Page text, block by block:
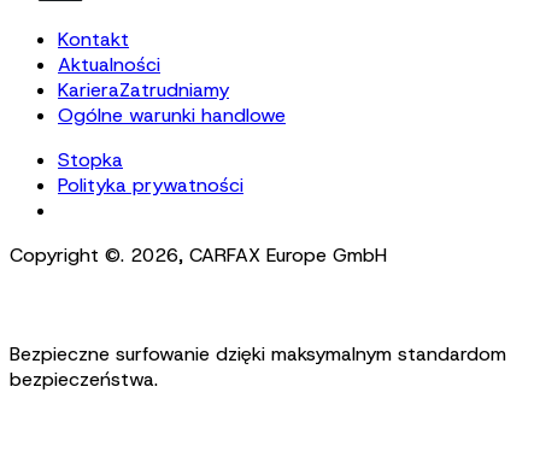
Kontakt
Aktualności
KarieraZatrudniamy
Ogólne warunki handlowe
Stopka
Polityka prywatności
Copyright ©. 2026, CARFAX Europe GmbH
Bezpieczne surfowanie dzięki maksymalnym standardom
bezpieczeństwa.